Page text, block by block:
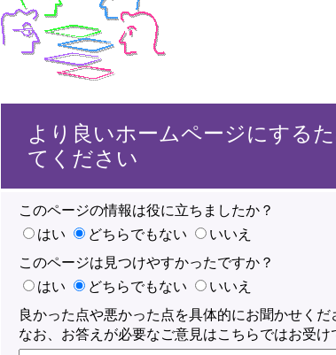
より良いホームページにする
てください
このページの情報は役に立ちましたか？
はい
どちらでもない
いいえ
このページは見つけやすかったですか？
はい
どちらでもない
いいえ
良かった点や悪かった点を具体的にお聞かせくだ
なお、お答えが必要なご意見はこちらではお受け